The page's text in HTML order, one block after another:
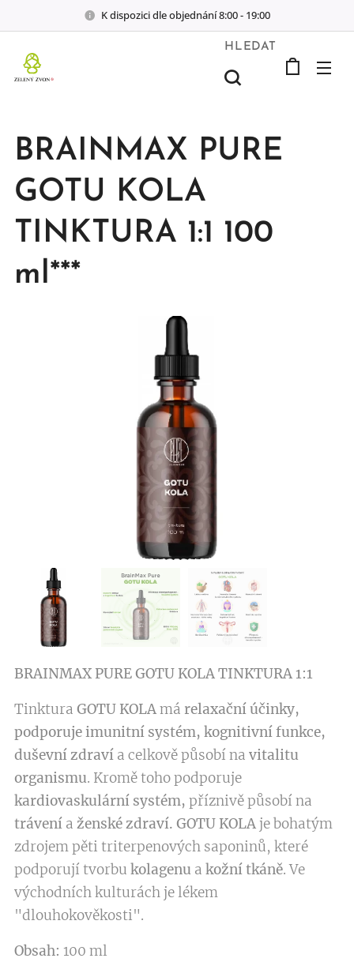
K dispozici dle objednání 8:00 - 19:00
HLEDAT
BRAINMAX PURE
GOTU KOLA
TINKTURA 1:1 100
ml***
BRAINMAX PURE GOTU KOLA TINKTURA 1:1
Tinktura GOTU KOLAmá relaxační účinky,
podporuje imunitní systém, kognitivní funkce,
duševní zdraví a celkově působí na vitalitu
organismu. Kromě toho podporuje
kardiovaskulární systém, příznivě působí na
trávení a ženské zdraví. GOTU KOLAje bohatým
zdrojem pěti triterpenových saponinů, které
podporují tvorbu kolagenu a kožní tkáně. Ve
východních kulturách je lékem
"dlouhokověkosti".
Obsah: 100 ml